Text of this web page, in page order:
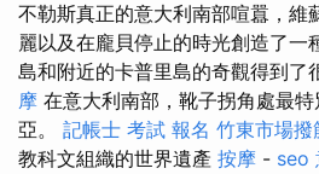
不勒斯真正的意大利南部喧囂，維
麗以及在龐貝停止的時光創造了一
島和附近的卡普里島的奇觀得到了
摩 在意大利南部，靴子拐角處最
亞。 記帳士 考試 報名 竹東市場撥
教科文組織的世界遺產 按摩 - seo